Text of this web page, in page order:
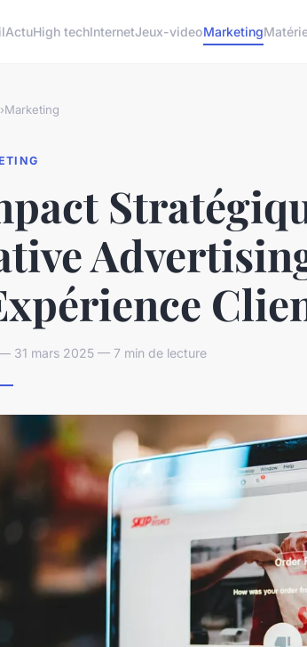
ActuHigh techInternetJeux-videoMarketing
›Marketing
31 mars 2025 — 7 min de lecture